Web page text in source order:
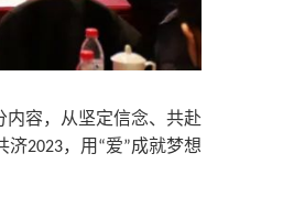
容，从坚定信念、共赴
济2023，用“爱”成就梦想